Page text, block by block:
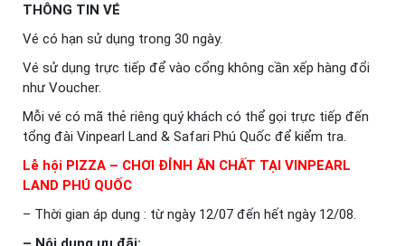
THÔNG TIN VÉ
Vé có hạn sử dụng trong 30 ngày.
Vé sử dụng trực tiếp để vào cổng không cần xếp hàng đổi
như Voucher.
Mỗi vé có mã thẻ riêng quý khách có thể gọi trực tiếp đến
tổng đài Vinpearl Land & Safari Phú Quốc để kiểm tra.
Lễ hội PIZZA – CHƠI ĐỈNH ĂN CHẤT TẠI VINPEARL
LAND PHÚ QUỐC
– Thời gian áp dụng : từ ngày 12/07 đến hết ngày 12/08.